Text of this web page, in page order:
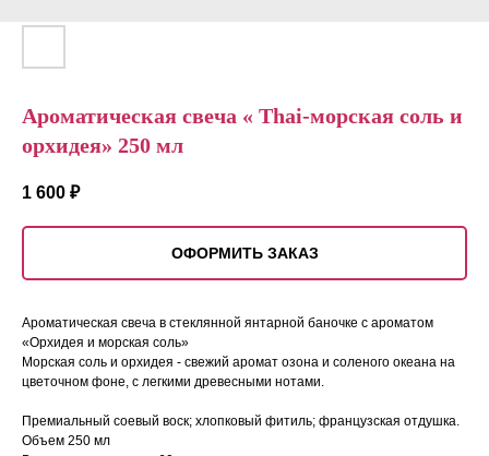
Ароматическая свеча « Thai-морская соль и
орхидея» 250 мл
1 600 ₽
ОФОРМИТЬ ЗАКАЗ
Ароматическая свеча в стеклянной янтарной баночке с ароматом
«Орхидея и морская соль»
Морская соль и орхидея - свежий аромат озона и соленого океана на
цветочном фоне, с легкими древесными нотами.
Премиальный соевый воск; хлопковый фитиль; французская отдушка.
Объем 250 мл